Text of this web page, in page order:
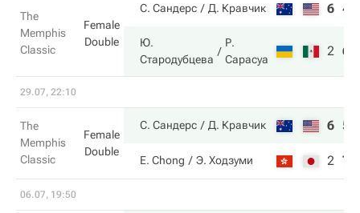
The
Memphis
Classic
Female
Double
С. Сандерс Д. Кравчик 6 4
Ю.
Стародубцева
Р.
Сарасуа
2 6
29.07, 22:10
The
Memphis
Classic
Female
Double
С. Сандерс Д. Кравчик 6 5
E. Chong Э. Ходзуми 2 7
06.07, 19:50